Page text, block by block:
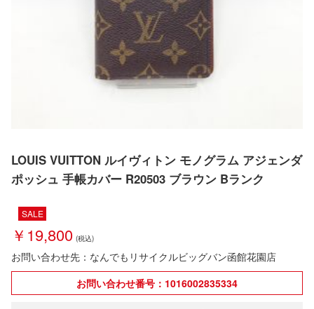
LOUIS VUITTON ルイヴィトン モノグラム アジェンダ
ポッシュ 手帳カバー R20503 ブラウン Bランク
SALE
￥19,800
お問い合わせ先：なんでもリサイクルビッグバン函館花園店
お問い合わせ番号：1016002835334